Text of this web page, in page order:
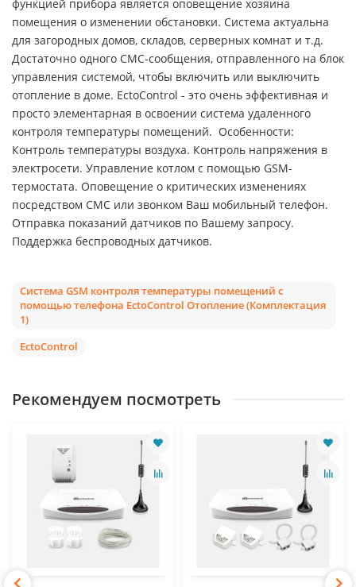
функцией прибора является оповещение хозяина
помещения о изменении обстановки. Система актуальна
для загородных домов, складов, серверных комнат и т.д.
Достаточно одного СМС-сообщения, отправленного на блок
управления системой, чтобы включить или выключить
отопление в доме. EctoControl - это очень эффективная и
просто элементарная в освоении система удаленного
контроля температуры помещений. Особенности:
Контроль температуры воздуха. Контроль напряжения в
электросети. Управление котлом с помощью GSM-
термостата. Оповещение о критических изменениях
посредством СМС или звонком Ваш мобильный телефон.
Отправка показаний датчиков по Вашему запросу.
Поддержка беспроводных датчиков.
Система GSM контроля температуры помещений с
помощью телефона EctoСontrol Отопление (Комплектация
1)
EctoСontrol
Рекомендуем посмотреть